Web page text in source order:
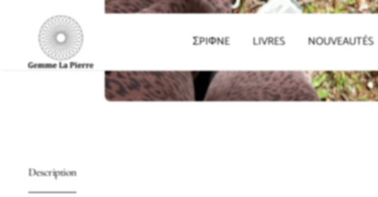
ΣPIΦNE LIVRES NOUVEAUTÉS
Description